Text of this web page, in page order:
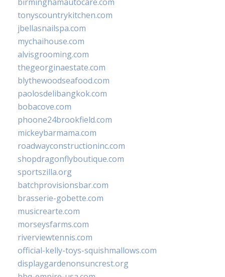
tonyscountrykitchen.com
jbellasnailspa.com
mychaihouse.com
alvisgrooming.com
thegeorginaestate.com
blythewoodseafood.com
paolosdelibangkok.com
bobacove.com
phoone24brookfield.com
mickeybarmama.com
roadwayconstructioninc.com
shopdragonflyboutique.com
sportszilla.org
batchprovisionsbar.com
brasserie-gobette.com
musicrearte.com
morseysfarms.com
riverviewtennis.com
official-kelly-toys-squishmallows.com
displaygardenonsuncrest.org